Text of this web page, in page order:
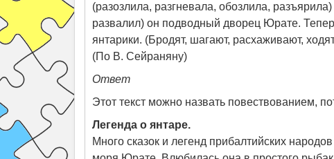
(разозлила, разгневала, обозлила,
развалил) он подводный дворец Юрате.
янтарики. (Бродят, шагают, расхаживают,
(По В. Сейраняну)
Ответ
Этот текст можно назвать повествованием,
Легенда о янтаре.
Много сказок и легенд прибалтийских